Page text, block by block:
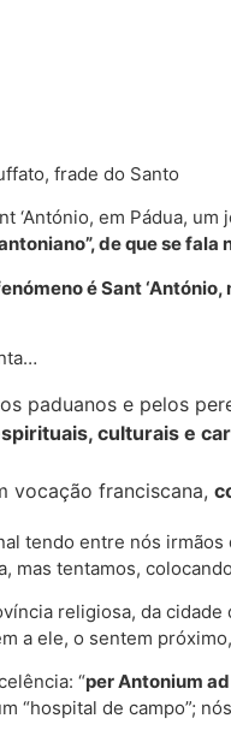
frade do Santo
‘António, em Pádua,
de que se
é Sant
paduanos e pelos
culturais e
vocação franciscana,
tendo entre nós
mas tentamos,
religiosa, da
a ele, o sentem
“per Antonium
“hospital de campo”;